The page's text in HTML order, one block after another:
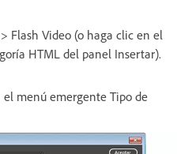
Flash Video (o haga clic en el
HTML del panel Insertar).
menú emergente Tipo de